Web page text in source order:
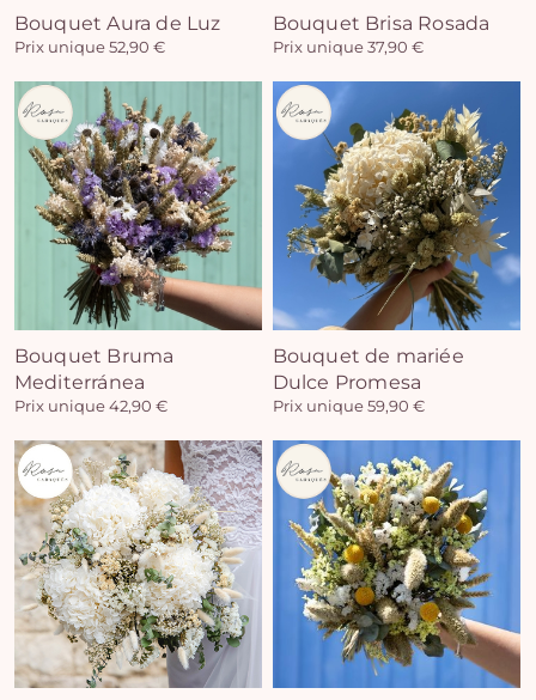
Bouquet Aura de Luz
Prix unique 52,90 €
Bouquet Brisa Rosada
Prix unique 37,90 €
Bouquet Bruma
Mediterránea
Prix unique 42,90 €
Bouquet de mariée
Dulce Promesa
Prix unique 59,90 €